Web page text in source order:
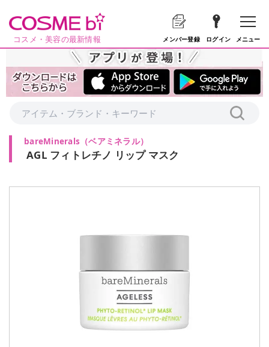
コスメ・美容の最新情報 メンバー登録 ログイン メニュー
bareMinerals （ベアミネラル）
AGL フィトレチノ リップ マスク